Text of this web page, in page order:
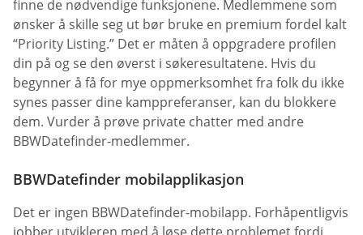
finne de nødvendige funksjonene. Medlemmene som
ønsker å skille seg ut bør bruke en premium fordel kalt
“Priority Listing.” Det er måten å oppgradere profilen
din på og se den øverst i søkeresultatene. Hvis du
begynner å få for mye oppmerksomhet fra folk du ikke
synes passer dine kamppreferanser, kan du blokkere
dem. Vurder å prøve private chatter med andre
BBWDatefinder-medlemmer.
BBWDatefinder mobilapplikasjon
Det er ingen BBWDatefinder-mobilapp. Forhåpentligvis